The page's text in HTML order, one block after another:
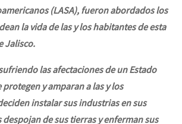
(LASA), fueron abordados los
la vida de las y los habitantes de esta
Jalisco.
las afectaciones de un Estado
protegen y amparan a las y los
instalar sus industrias en sus
de sus tierras y enferman sus